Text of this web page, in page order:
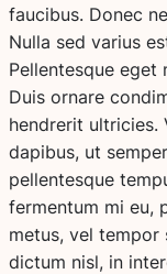
faucibus. Donec
Nulla sed varius
Pellentesque eget
Duis ornare
hendrerit ultricies.
dapibus, ut
pellentesque
fermentum mi eu,
metus, vel tempor
dictum nisl, in